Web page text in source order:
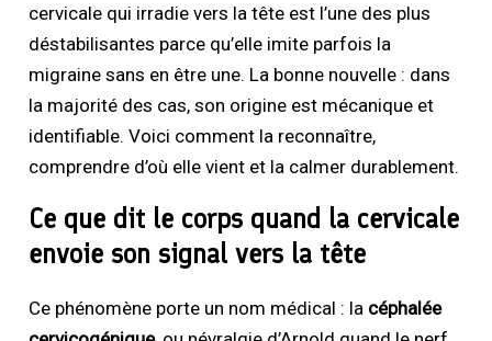
cervicale qui irradie vers la tête est l’une des plus
déstabilisantes parce qu’elle imite parfois la
migraine sans en être une. La bonne nouvelle : dans
la majorité des cas, son origine est mécanique et
identifiable. Voici comment la reconnaître,
comprendre d’où elle vient et la calmer durablement.
Ce que dit le corps quand la cervicale
envoie son signal vers la tête
Ce phénomène porte un nom médical : la céphalée